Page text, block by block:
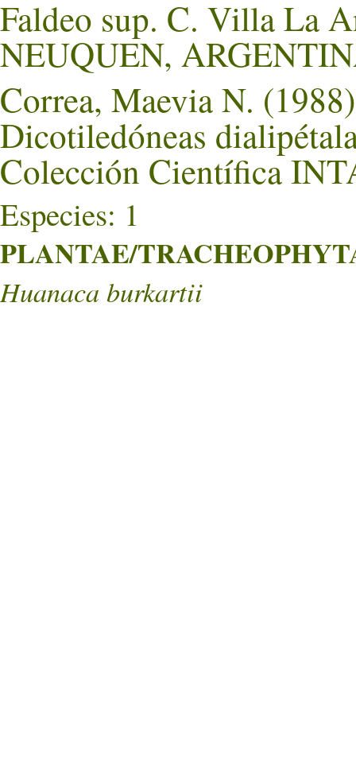
Faldeo sup. C. Villa La
NEUQUEN,
Correa, Maevia N.
Dicotiledóneas
Colección Científica
Especies: 1
PLANTAE/
Huanaca burkartii